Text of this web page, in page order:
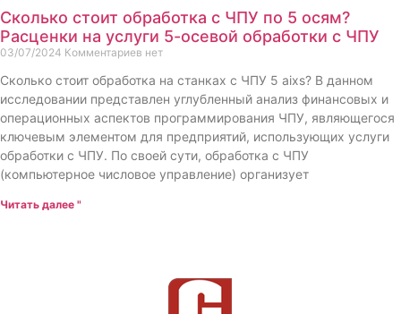
Сколько стоит обработка с ЧПУ по 5 осям?
Расценки на услуги 5-осевой обработки с ЧПУ
03/07/2024 Комментариев нет
Сколько стоит обработка на станках с ЧПУ 5 aixs? В данном
исследовании представлен углубленный анализ финансовых и
операционных аспектов программирования ЧПУ, являющегося
ключевым элементом для предприятий, использующих услуги
обработки с ЧПУ. По своей сути, обработка с ЧПУ
(компьютерное числовое управление) организует
Читать далее "